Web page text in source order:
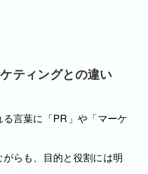
ティングとの違い
る言葉に「PR」や「マーケ
らも、目的と役割には明